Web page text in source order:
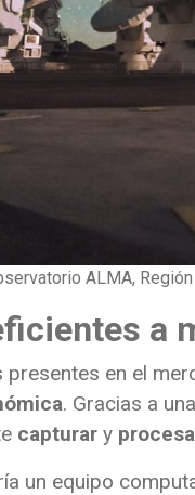
ALMA,
a
en el
. Gracias a
capturar y
un equipo